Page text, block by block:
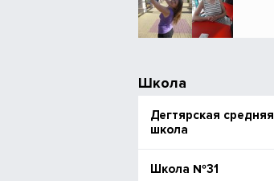
Школа
Дегтярская средняя
школа
Школа №31